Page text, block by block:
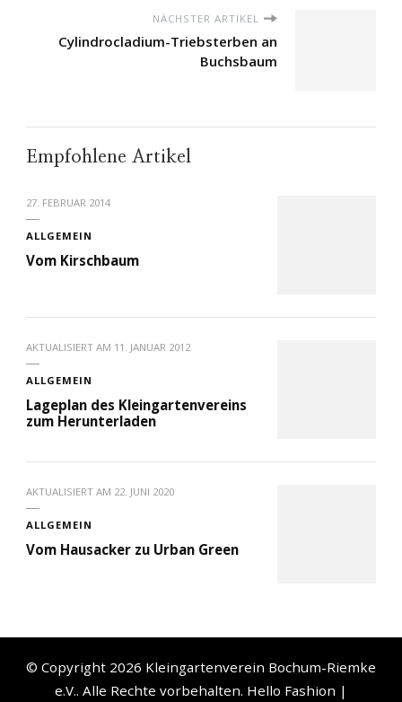
NÄCHSTER ARTIKEL
Cylindrocladium-Triebsterben an
Buchsbaum
Empfohlene Artikel
27. FEBRUAR 2014
ALLGEMEIN
Vom Kirschbaum
AKTUALISIERT AM 11. JANUAR 2012
ALLGEMEIN
Lageplan des Kleingartenvereins
zum Herunterladen
AKTUALISIERT AM 22. JUNI 2020
ALLGEMEIN
Vom Hausacker zu Urban Green
© Copyright 2026 Kleingartenverein Bochum-Riemke
e.V.. Alle Rechte vorbehalten. Hello Fashion |